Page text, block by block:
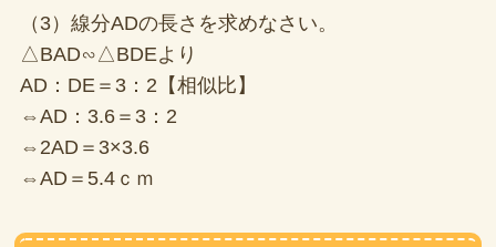
（3）線分ADの長さを求めなさい。
△BAD∽△BDEより
AD：DE＝3：2【相似比】
⇔AD：3.6＝3：2
⇔2AD＝3×3.6
⇔AD＝5.4ｃｍ